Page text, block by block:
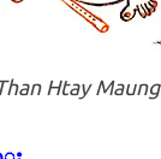
Htay Maung